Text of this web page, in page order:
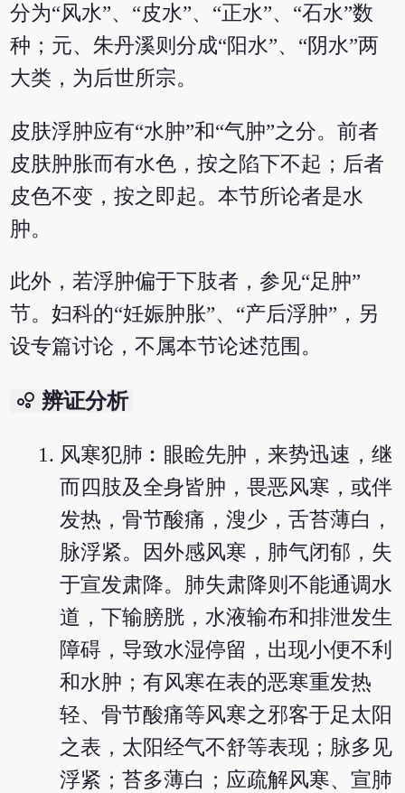
分为“风水”、“皮水”、“正水”、“石水”数
种；元、朱丹溪则分成“阳水”、“阴水”两
大类，为后世所宗。
皮肤浮肿应有“水肿”和“气肿”之分。前者
皮肤肿胀而有水色，按之陷下不起；后者
皮色不变，按之即起。本节所论者是水
肿。
此外，若浮肿偏于下肢者，参见“足肿”
节。妇科的“妊娠肿胀”、“产后浮肿”，另
设专篇讨论，不属本节论述范围。
bubble_chart 辨证分析
风寒犯肺︰眼睑先肿，来势迅速，继
而四肢及全身皆肿，畏恶风寒，或伴
发热，骨节酸痛，溲少，舌苔薄白，
脉浮紧。因外感风寒，肺气闭郁，失
于宣发肃降。肺失肃降则不能通调水
道，下输膀胱，水液输布和排泄发生
障碍，导致水湿停留，出现小便不利
和水肿；有风寒在表的恶寒重发热
轻、骨节酸痛等风寒之邪客于足太阳
之表，太阳经气不舒等表现；脉多见
浮紧；苔多薄白；应疏解风寒、宣肺